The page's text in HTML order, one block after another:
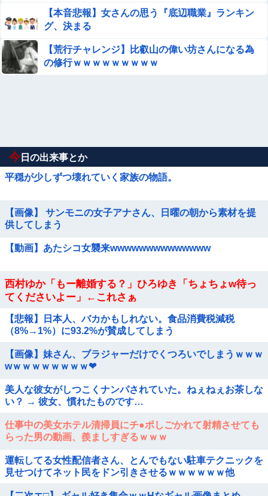
【本音悲報】女さんの思う『底辺職業』ランキン
グ、決まる
【荒行チャレンジ】比叡山の偉い坊さんになる為
の修行ｗｗｗｗｗｗｗｗｗ
今 日の出来事とか
平穏が少しずつ壊れていく家族の物語。
【画像】 サンモニの女子アナさん、日曜の朝から素材を提
供してしまう
【動画】あたシコ女襲来wwwwwwwwwwwwww
西村ゆか「もー離婚する？」ひろゆき「ちょちょw待っ
てくださいよー」←これさぁ
【悲報】日本人、バカかもしれない。食品消費税減税
（8%→1%）に93.2%が賛成してしまう
【画像】妹さん、ブラジャーだけでくつろいでしまうｗｗｗ
wｗｗｗｗｗｗｗｗ❤
美人な彼女がしつこくナンパされていた。ねぇねぇお茶しな
い？ → 彼女、慣れたものです…
仕事中の美女ホテル清掃員にチ●ポしごかれて射精させても
らった男の動画、羨ましすぎるｗｗｗ
運転してる女性配信者さん、とんでもない駐車テクニックを
見せつけてネット民をドン引きさせるｗｗｗｗｗｗ他